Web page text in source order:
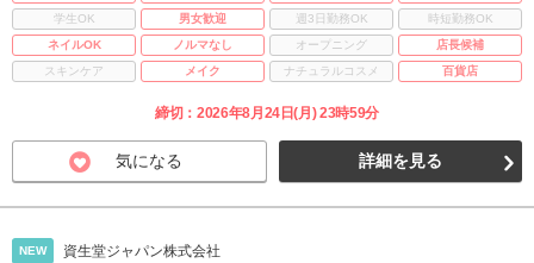
学生OK
男女歓迎 週3日勤務OK
時短勤務OK
ネイルOK
ノルマなし オープニング
店長候補
スキンケア
メイク ナチュラルコスメ 百貨店
締切：2026年8月24日(月) 23時59分
気になる 詳細を見る
NEW 資生堂ジャパン株式会社